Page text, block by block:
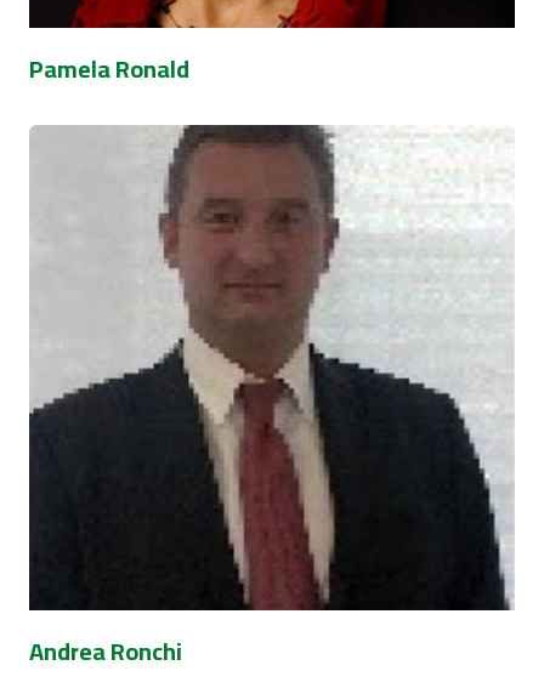
Pamela Ronald
Andrea Ronchi